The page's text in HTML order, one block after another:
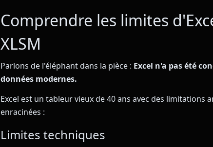
Comprendre les limites
XLSM
Parlons de l'éléphant dans la pièce : Excel n'a pas été
données modernes.
Excel est un tableur vieux de 40 ans avec des
enracinées :
Limites techniques